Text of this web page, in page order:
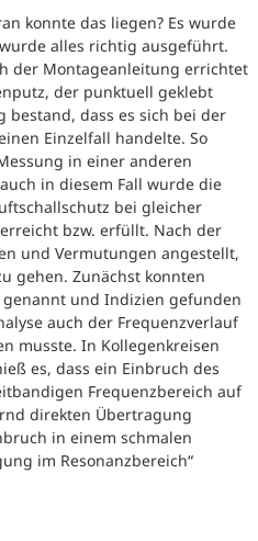
konnte das liegen? Es wurde
alles richtig ausgeführt.
der Montageanleitung errichtet
der punktuell geklebt
bestand, dass es sich bei der
Einzelfall handelte. So
in einer anderen
in diesem Fall wurde die
bei gleicher
bzw. erfüllt. Nach der
und Vermutungen angestellt,
gehen. Zunächst konnten
und Indizien gefunden
auch der Frequenzverlauf
musste. In Kollegenkreisen
es, dass ein Einbruch des
Frequenzbereich auf
direkten Übertragung
in einem schmalen
im Resonanzbereich“